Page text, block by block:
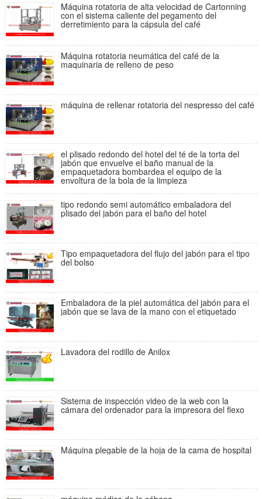
Máquina rotatoria de alta velocidad de Cartonning
con el sistema caliente del pegamento del
derretimiento para la cápsula del café
Máquina rotatoria neumática del café de la
maquinaria de relleno de peso
máquina de rellenar rotatoria del nespresso del café
el plisado redondo del hotel del té de la torta del
jabón que envuelve el baño manual de la
empaquetadora bombardea el equipo de la
envoltura de la bola de la limpieza
tipo redondo semi automático embaladora del
plisado del jabón para el baño del hotel
Tipo empaquetadora del flujo del jabón para el tipo
del bolso
Embaladora de la piel automática del jabón para el
jabón que se lava de la mano con el etiquetado
Lavadora del rodillo de Anilox
Sistema de inspección video de la web con la
cámara del ordenador para la impresora del flexo
Máquina plegable de la hoja de la cama de hospital